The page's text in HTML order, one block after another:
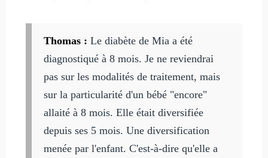
Thomas : Le diabète de Mia a été
diagnostiqué à 8 mois. Je ne reviendrai
pas sur les modalités de traitement, mais
sur la particularité d'un bébé "encore"
allaité à 8 mois. Elle était diversifiée
depuis ses 5 mois. Une diversification
menée par l'enfant. C'est-à-dire qu'elle a